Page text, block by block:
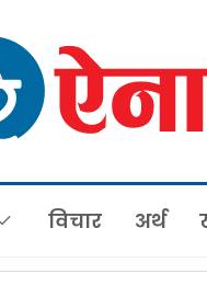
विचार अर्थ